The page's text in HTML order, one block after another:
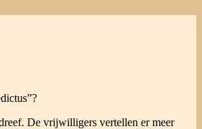
De vrijwilligers vertellen er meer